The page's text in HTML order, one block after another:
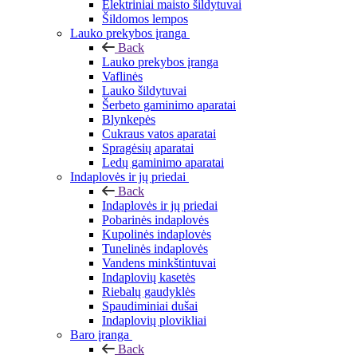
Elektriniai maisto šildytuvai
Šildomos lempos
Lauko prekybos įranga
Back
Lauko prekybos įranga
Vaflinės
Lauko šildytuvai
Šerbeto gaminimo aparatai
Blynkepės
Cukraus vatos aparatai
Spragėsių aparatai
Ledų gaminimo aparatai
Indaplovės ir jų priedai
Back
Indaplovės ir jų priedai
Pobarinės indaplovės
Kupolinės indaplovės
Tunelinės indaplovės
Vandens minkštintuvai
Indaplovių kasetės
Riebalų gaudyklės
Spaudiminiai dušai
Indaplovių plovikliai
Baro įranga
Back